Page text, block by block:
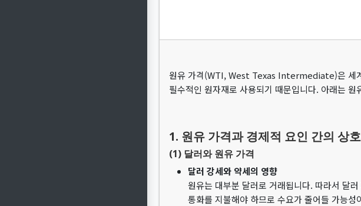
원유 가격(WTI, West Texas Intermediate)은 세계
필수적인 원자재로 사용되기 때문입니다. 아래는
1. 원유 가격과 경제적 요인 간의 상
(1) 달러와 원유 가격
달러 강세와 약세의 영향
원유는 대부분 달러로 거래됩니다. 따라서 달
통화를 지불해야 하므로 수요가 줄어들 가능